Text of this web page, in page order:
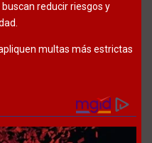
reducir riesgos y
multas más estrictas